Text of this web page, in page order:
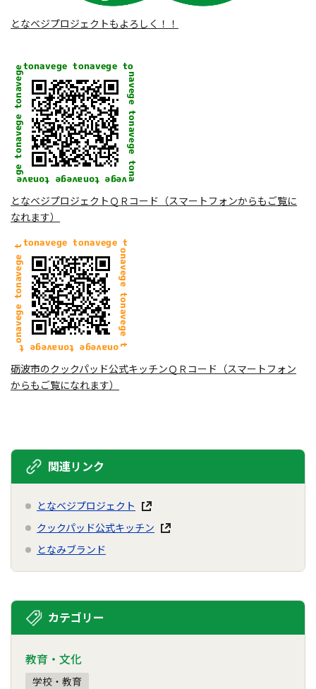
となベジプロジェクトもよろしく！！
となベジプロジェクトＱＲコード（スマートフォンからもご覧に
なれます）
砺波市のクックパッド公式キッチンＱＲコード（スマートフォン
からもご覧になれます）
関連リンク
となベジプロジェクト
クックパッド公式キッチン
となみブランド
カテゴリー
教育・文化
学校・教育